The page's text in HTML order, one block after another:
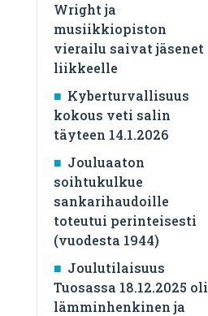
Wright ja
musiikkiopiston
vierailu saivat jäsenet
liikkeelle
Kyberturvallisuus
kokous veti salin
täyteen 14.1.2026
Jouluaaton
soihtukulkue
sankarihaudoille
toteutui perinteisesti
(vuodesta 1944)
Joulutilaisuus
Tuosassa 18.12.2025 oli
lämminhenkinen ja